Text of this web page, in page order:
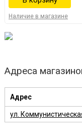
Наличие в магазине
Адреса
Адрес
ул.